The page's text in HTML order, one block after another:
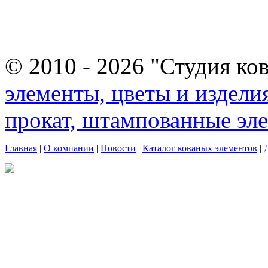
© 2010 - 2026 "Студия
элементы, цветы и
прокат, штампованные
Главная | О компании | Новости | Каталог кованых элементов |